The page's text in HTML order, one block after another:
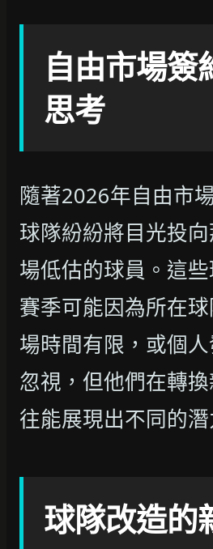
自由市場簽
思考
隨著2026年自由市
球隊紛紛將目光投
場低估的球員。這
賽季可能因為所在
場時間有限，或個
忽視，但他們在轉
往能展現出不同的潛
球隊改造的